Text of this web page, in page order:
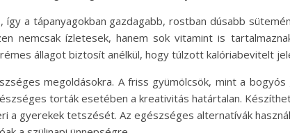
a tápanyagokban gazdagabb, rostban dúsabb
nemcsak ízletesek, hanem sok vitamint is
állagot biztosít anélkül, hogy túlzott kalóriabevitelt
megoldásokra. A friss gyümölcsök, mint a
torták esetében a kreativitás határtalan.
a gyerekek tetszését. Az egészséges alternatívák